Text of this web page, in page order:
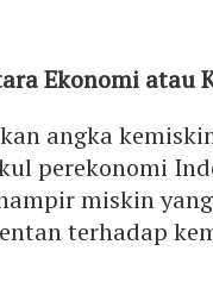
Ekonomi atau
angka
perekonomi
miskin
terhadap